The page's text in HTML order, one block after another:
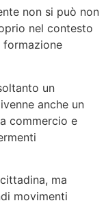
non si può non
nel contesto
formazione
un
anche un
commercio e
ma
movimenti